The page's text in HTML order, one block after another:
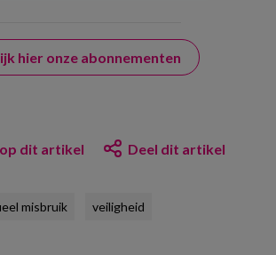
hier onze abonnementen
dit artikel Deel dit artikel
misbruik veiligheid